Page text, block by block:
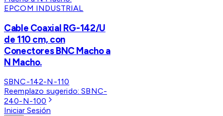
EPCOM INDUSTRIAL
Cable Coaxial RG-142/U
de 110 cm, con
Conectores BNC Macho a
N Macho.
SBNC-142-N-110
Reemplazo sugerido:SBNC-
240-N-100
Iniciar Sesión